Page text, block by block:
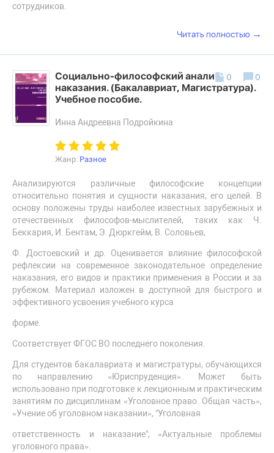
сотрудников.
Читать полностью →
Социально-философский анализ
наказания. (Бакалавриат, Магистратура).
Учебное пособие.
Инна Андреевна Подройкина
Жанр: Разное
Анализируются различные философские концепции
относительно понятия и сущности наказания, его целей. В
основу положены труды наиболее известных зарубежных и
отечественных философов-мыслителей, таких как Ч.
Беккария, И. Бентам, Э. Дюркгейм, В. Соловьев,
Ф. Достоевский и др. Оценивается влияние философской
рефлексии на современное законодательное определение
наказания, его видов и практики применения в России и за
рубежом. Материал изложен в доступной для быстрого и
эффективного усвоения учебного курса
форме.
Соответствует ФГОС ВО последнего поколения.
Для студентов бакалавриата и магистратуры, обучающихся
по направлению «Юриспруденция». Может быть
использовано при подготовке к лекционным и практическим
занятиям по дисциплинам «Уголовное право. Общая часть»,
«Учение об уголовном наказании», "Уголовная
ответственность и наказание", «Актуальные проблемы
уголовного права».
0 0